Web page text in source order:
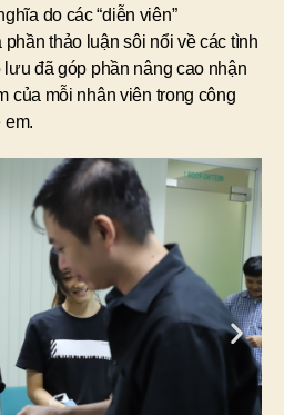
do các “diễn viên”
thảo luận sôi nổi về các tình
đã góp phần nâng cao nhận
của mỗi nhân viên trong công
em.